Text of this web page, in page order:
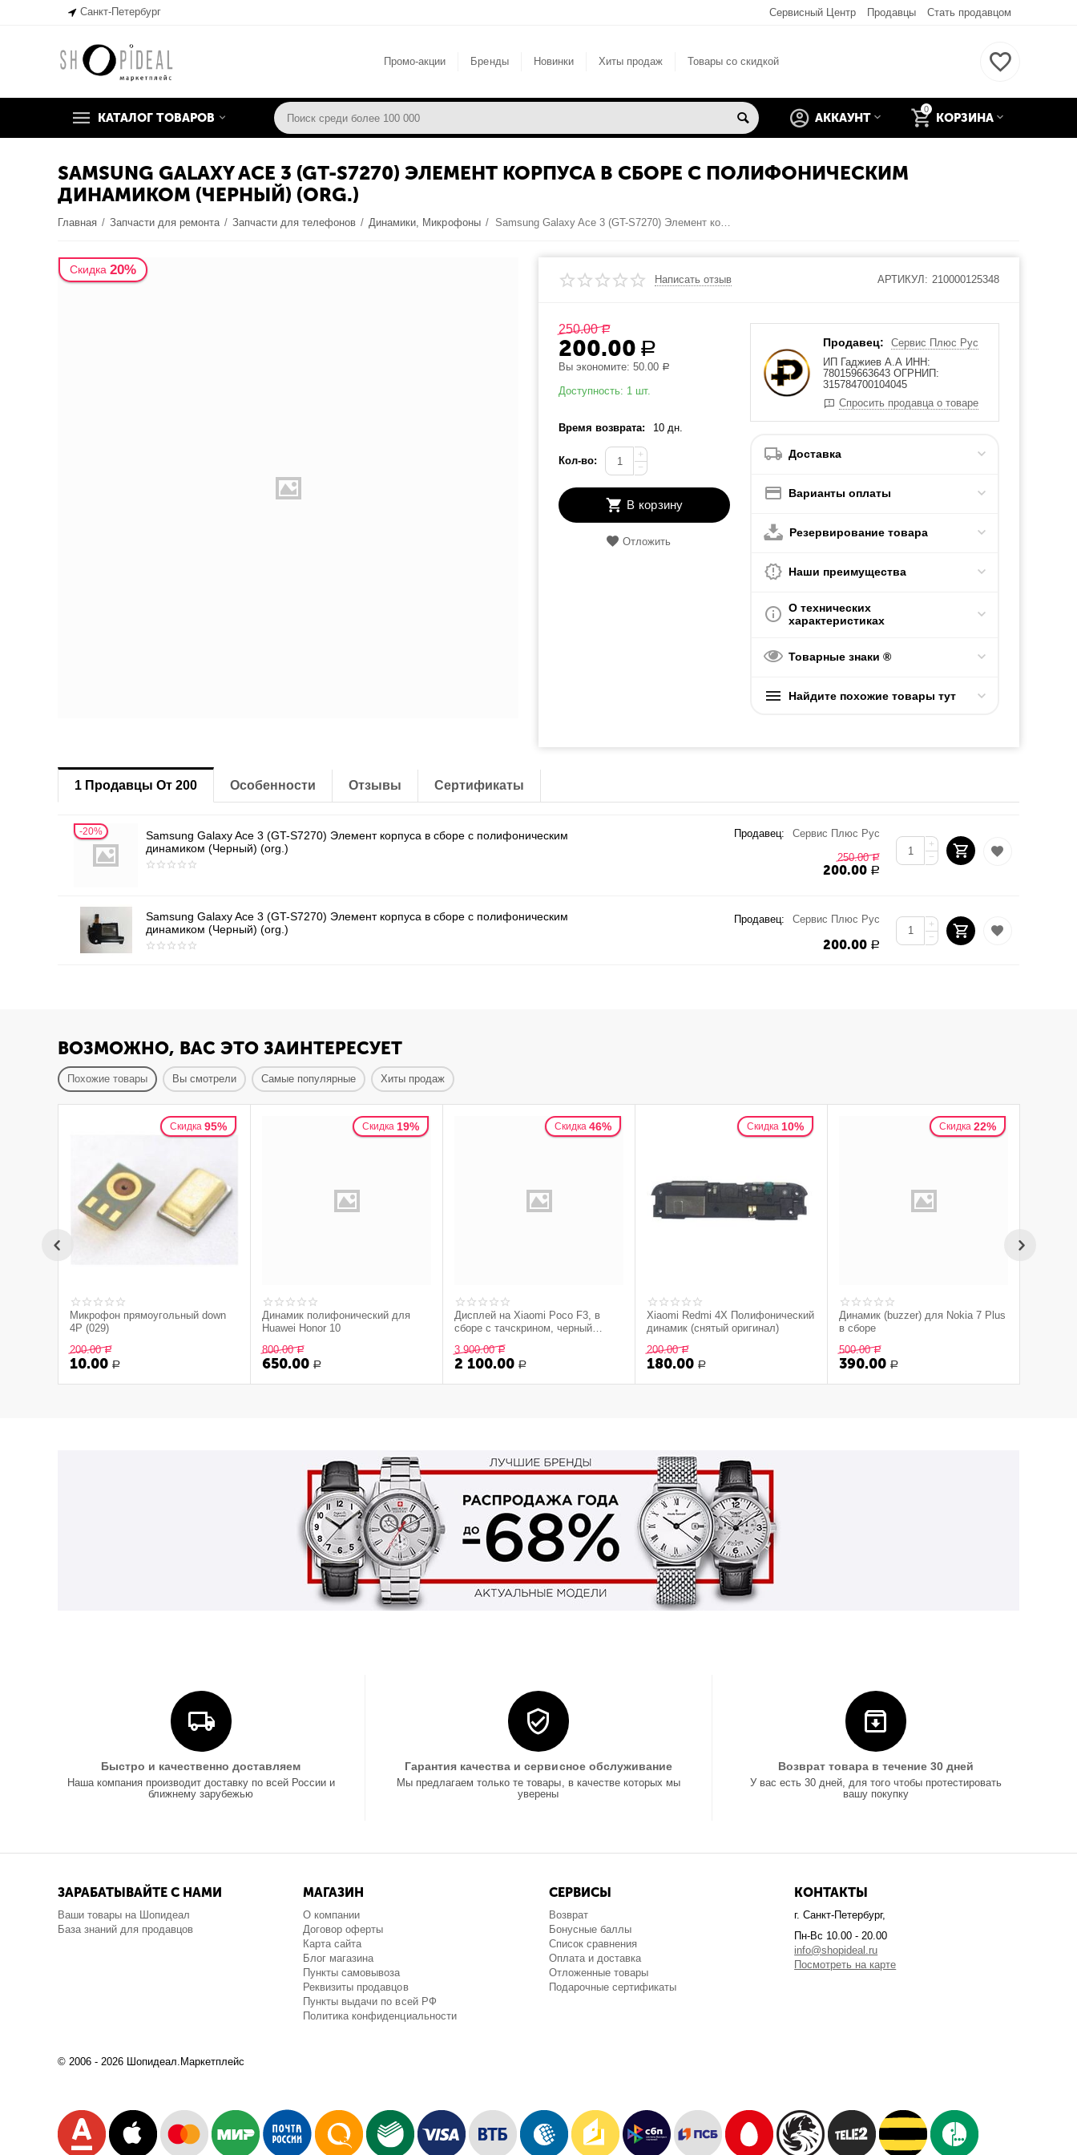
Санкт-Петербург Сервисный Центр Продавцы Стать продавцом
Промо-акции Бренды Новинки Хиты продаж Товары со скидкой
КАТАЛОГ ТОВАРОВ
0
КОРЗИНА
АККАУНТ
SAMSUNG GALAXY ACE 3 (GT-S7270) ЭЛЕМЕНТ КОРПУСА В СБОРЕ С ПОЛИФОНИЧЕСКИМ
ДИНАМИКОМ (ЧЕРНЫЙ) (ORG.)
Главная / Запчасти для ремонта / Запчасти для телефонов / Динамики, Микрофоны / Samsung Galaxy Ace 3 (GT-S7270) Элемент корпуса в сборе с полифоническим динамиком (Черный) (org.)
Скидка 20%
Написать отзыв АРТИКУЛ: 210000125348
250.00 Р
200.00 Р
Вы экономите:50.00 Р
Доступность: 1 шт.
Время возврата: 10 дн.
Кол-во:
+
−
В корзину
Отложить
Продавец:
Сервис Плюс Рус
ИП Гаджиев А.А ИНН:
780159663643 ОГРНИП:
315784700104045
Спросить продавца о товаре
Доставка
Варианты оплаты
Резервирование товара
Наши преимущества
О технических
характеристиках
Товарные знаки ®
Найдите похожие товары тут
1 Продавцы От 200 Особенности Отзывы Сертификаты
20%
Samsung Galaxy Ace 3 (GT-S7270) Элемент корпуса в сборе с полифоническим
динамиком (Черный) (org.)
Продавец:
Сервис Плюс Рус
250.00 Р
200.00 Р
+
−
Samsung Galaxy Ace 3 (GT-S7270) Элемент корпуса в сборе с полифоническим
динамиком (Черный) (org.)
Продавец: Сервис Плюс Рус
200.00 Р
+
−
ВОЗМОЖНО, ВАС ЭТО ЗАИНТЕРЕСУЕТ
Похожие товары Вы смотрели Самые популярные Хиты продаж
Скидка 95%
Микрофон прямоугольный down
4P (029)
200.00 Р
10.00 Р
Скидка 19%
Динамик полифонический для
Huawei Honor 10
800.00 Р
650.00 Р
Скидка 46%
Дисплей на Xiaomi Poco F3, в
сборе с тачскрином, черный
3 900.00 Р
2 100.00 Р
Скидка 10%
Xiaomi Redmi 4X Полифонический
динамик (снятый оригинал)
200.00 Р
180.00 Р
Скидка 22%
Динамик (buzzer) для Nokia 7 Plus
в сборе
500.00 Р
390.00 Р
Быстро и качественно доставляем
Наша компания производит доставку по всей России и
ближнему зарубежью
Гарантия качества и сервисное обслуживание
Мы предлагаем только те товары, в качестве которых мы
уверены
Возврат товара в течение 30 дней
У вас есть 30 дней, для того чтобы протестировать
вашу покупку
ЗАРАБАТЫВАЙТЕ С НАМИ
Ваши товары на Шопидеал
База знаний для продавцов
МАГАЗИН
О компании
Договор оферты
Карта сайта
Блог магазина
Пункты самовывоза
Реквизиты продавцов
Пункты выдачи по всей РФ
Политика конфиденциальности
СЕРВИСЫ
Возврат
Бонусные баллы
Список сравнения
Оплата и доставка
Отложенные товары
Подарочные сертификаты
КОНТАКТЫ
г. Санкт-Петербург,
Пн-Вс 10.00 - 20.00
info@shopideal.ru
Посмотреть на карте
© 2006 - 2026 Шопидеал.Маркетплейс